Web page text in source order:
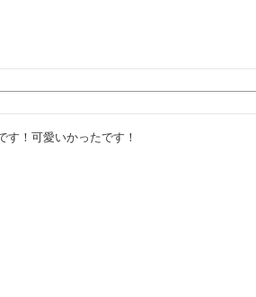
す！可愛いかったです！